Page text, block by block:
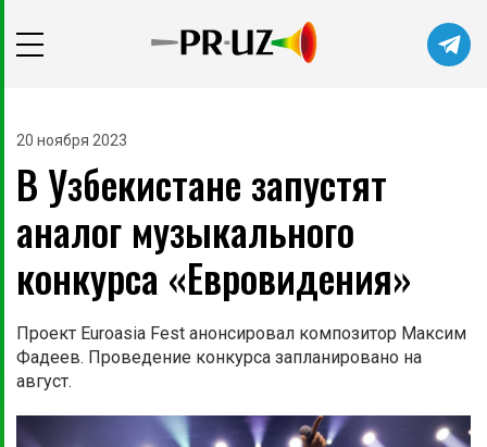
20 ноября 2023
В Узбекистане запустят
аналог музыкального
конкурса «Евровидения»
Проект Euroasia Fest анонсировал композитор Максим
Фадеев. Проведение конкурса запланировано на
август.